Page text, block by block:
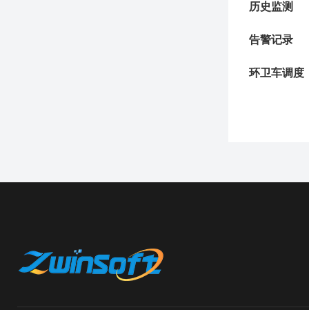
历史监测
告警记录
环卫车调度